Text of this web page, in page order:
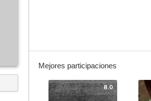
Mejores participaciones
8.0